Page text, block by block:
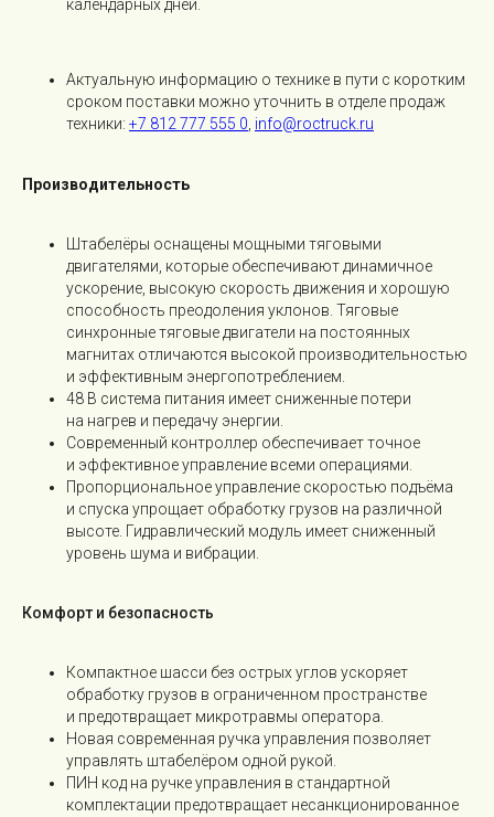
календарных дней.
Актуальную информацию о технике в пути с коротким
сроком поставки можно уточнить в отделе продаж
техники: +7 812 777 555 0, info@roctruck.ru
Производительность
Штабелёры оснащены мощными тяговыми
двигателями, которые обеспечивают динамичное
ускорение, высокую скорость движения и хорошую
способность преодоления уклонов. Тяговые
синхронные тяговые двигатели на постоянных
магнитах отличаются высокой производительностью
и эффективным энергопотреблением.
48 В система питания имеет сниженные потери
на нагрев и передачу энергии.
Современный контроллер обеспечивает точное
и эффективное управление всеми операциями.
Пропорциональное управление скоростью подъёма
и спуска упрощает обработку грузов на различной
высоте. Гидравлический модуль имеет сниженный
уровень шума и вибрации.
Комфорт и безопасность
Компактное шасси без острых углов ускоряет
обработку грузов в ограниченном пространстве
и предотвращает микротравмы оператора.
Новая современная ручка управления позволяет
управлять штабелёром одной рукой.
ПИН код на ручке управления в стандартной
комплектации предотвращает несанкционированное